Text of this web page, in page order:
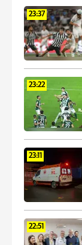
23:37
23:22
23:11
22:51